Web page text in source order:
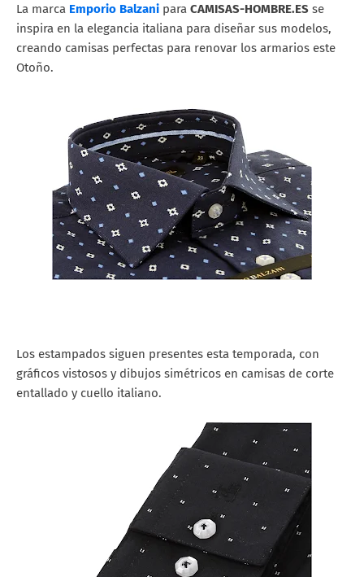
La marca Emporio Balzani para CAMISAS-HOMBRE.ES se
inspira en la elegancia italiana para diseñar sus modelos,
creando camisas perfectas para renovar los armarios este
Otoño.
Los estampados siguen presentes esta temporada, con
gráficos vistosos y dibujos simétricos en camisas de corte
entallado y cuello italiano.